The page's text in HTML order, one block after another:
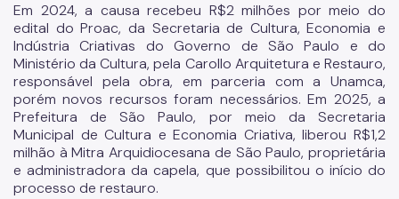
Urbanismo social
Patrimônio Histórico
Conpresp
Publicações
Spcine
Em 2024, a causa recebeu R$2 milhões por meio do
edital do Proac, da Secretaria de Cultura, Economia e
Indústria Criativas do Governo de São Paulo e do
Ministério da Cultura, pela Carollo Arquitetura e Restauro,
responsável pela obra, em parceria com a Unamca,
porém novos recursos foram necessários. Em 2025, a
Prefeitura de São Paulo, por meio da Secretaria
Municipal de Cultura e Economia Criativa, liberou R$1,2
milhão à Mitra Arquidiocesana de São Paulo, proprietária
e administradora da capela, que possibilitou o início do
processo de restauro.